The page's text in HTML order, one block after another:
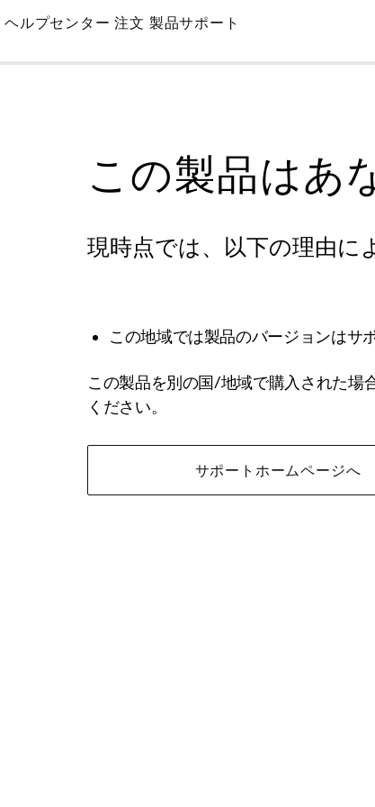
Skip
Main
ヘルプセンター 注文 製品サポート
この製品はあ
現時点では、以下の理由に
この地域では製品のバージョンはサ
この製品を別の国/地域で購入された場
ください。
サポートホームページへ